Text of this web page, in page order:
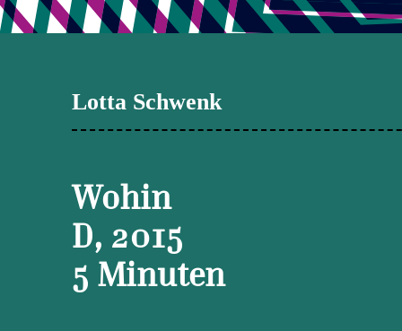
Lotta Schwenk
Wohin
D, 2015
5 Minuten